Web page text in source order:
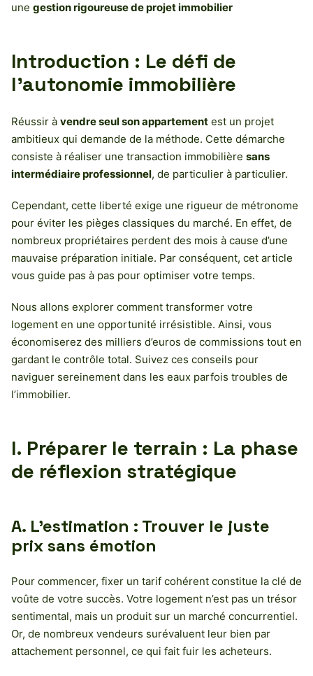
une gestion rigoureuse de projet immobilier
Introduction : Le défi de
l’autonomie immobilière
Réussir à vendre seul son appartement est un projet
ambitieux qui demande de la méthode. Cette démarche
consiste à réaliser une transaction immobilière sans
intermédiaire professionnel, de particulier à particulier.
Cependant, cette liberté exige une rigueur de métronome
pour éviter les pièges classiques du marché. En effet, de
nombreux propriétaires perdent des mois à cause d’une
mauvaise préparation initiale. Par conséquent, cet article
vous guide pas à pas pour optimiser votre temps.
Nous allons explorer comment transformer votre
logement en une opportunité irrésistible. Ainsi, vous
économiserez des milliers d’euros de commissions tout en
gardant le contrôle total. Suivez ces conseils pour
naviguer sereinement dans les eaux parfois troubles de
l’immobilier.
I. Préparer le terrain : La phase
de réflexion stratégique
A. L’estimation : Trouver le juste
prix sans émotion
Pour commencer, fixer un tarif cohérent constitue la clé de
voûte de votre succès. Votre logement n’est pas un trésor
sentimental, mais un produit sur un marché concurrentiel.
Or, de nombreux vendeurs surévaluent leur bien par
attachement personnel, ce qui fait fuir les acheteurs.